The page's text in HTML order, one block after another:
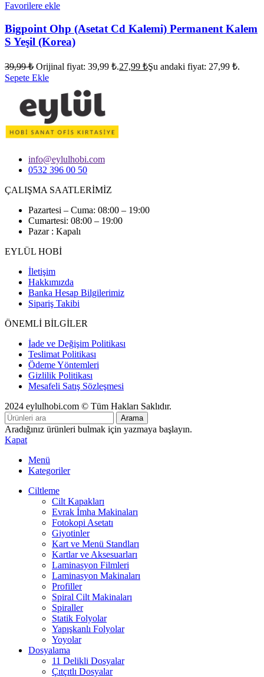
Favorilere ekle
Bigpoint Ohp (Asetat Cd Kalemi) Permanent Kalem
S Yeşil (Korea)
39,99₺ Orijinal fiyat: 39,99 ₺.27,99 ₺Şu andaki fiyat: 27,99 ₺.
Sepete Ekle
info@eylulhobi.com
0532 396 00 50
ÇALIŞMA SAATLERİMİZ
Pazartesi – Cuma: 08:00 – 19:00
Cumartesi: 08:00 – 19:00
Pazar : Kapalı
EYLÜL HOBİ
İletişim
Hakkımızda
Banka Hesap Bilgilerimiz
Sipariş Takibi
ÖNEMLİ BİLGİLER
İade ve Değişim Politikası
Teslimat Politikası
Ödeme Yöntemleri
Gizlilik Politikası
Mesafeli Satış Sözleşmesi
2024 eylulhobi.com © Tüm Hakları Saklıdır.
Arama
Aradığınız ürünleri bulmak için yazmaya başlayın.
Kapat
Menü
Kategoriler
Ciltleme
Cilt Kapakları
Evrak İmha Makinaları
Fotokopi Asetatı
Giyotinler
Kart ve Menü Standları
Kartlar ve Aksesuarları
Laminasyon Filmleri
Laminasyon Makinaları
Profiller
Spiral Cilt Makinaları
Spiraller
Statik Folyolar
Yapışkanlı Folyolar
Yoyolar
Dosyalama
11 Delikli Dosyalar
Çıtçıtlı Dosyalar